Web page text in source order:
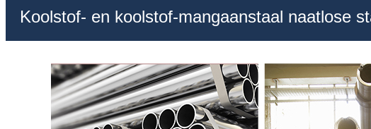
Koolstof- en koolstof-mangaanstaal naatlose